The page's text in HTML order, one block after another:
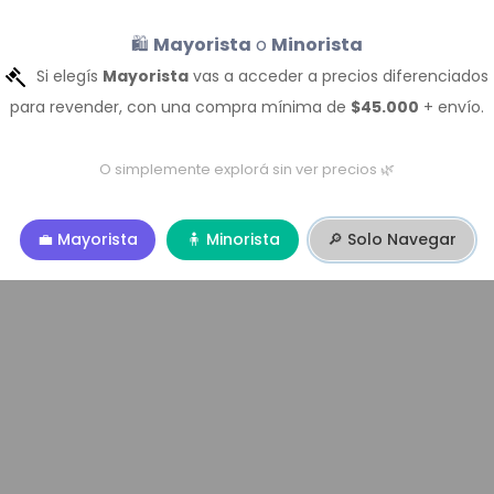
La página que solicitas no pudo ser encontrada!
que estás buscabdo fue removida, elimidada,
o quizas no existe.
🛍️ Mayorista o Minorista
Si elegís Mayorista vas a acceder a precios diferenciados
para revender, con una compra mínima de $45.000 + envío.
O simplemente explorá sin ver precios 🌿
💼 Mayorista 🧍 Minorista 🔎 Solo Navegar